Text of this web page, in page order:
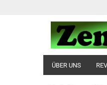
ÜBER UNS